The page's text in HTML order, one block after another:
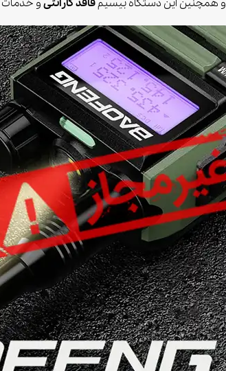
همچنین این دستگاه بیسیمفاقد گارانتیو